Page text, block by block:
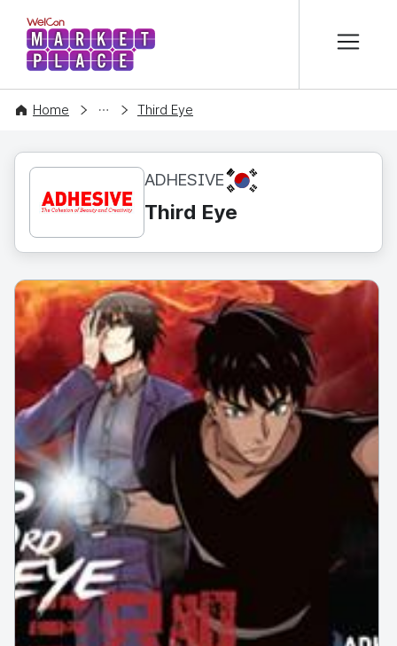
WelCon MARKETPLACE
Home
CONTENT Third Eye
ADHESIVE KR
Third Eye